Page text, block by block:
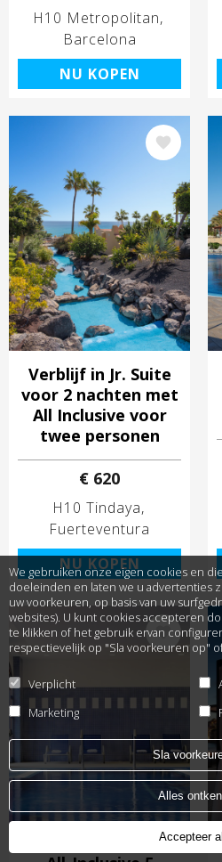
We gebruiken onze eigen cookies en
doeleinden en laten we u advertenties
uw voorkeuren, op basis van uw
websites). U kunt cookies accepteren
te klikken of het gebruik ervan
respectievelijk op "Sla voorkeuren op"
Verplicht
Marketing
Sla
Alles
Accepteer
H10 Metropolitan
Barcelona
NU KOPEN
Afbeelding
Verblijf in Jr. Suite
voor 2 nachten met
All Inclusive voor
twee personen
€ 620
H10 Tindaya
Fuerteventura
NU KOPEN
Afbeelding